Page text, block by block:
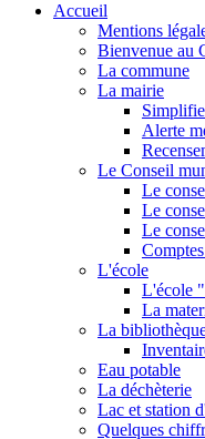
Accueil
Mentions
Bienvenue au
La commune
La mairie
Alerte
Le Conseil
Le
Le
Le
L'école
L'école
La
La
Eau potable
La déchèterie
Lac et station
Quelques